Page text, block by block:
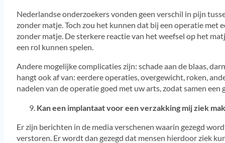
Nederlandse onderzoekers vonden geen verschil in pijn
zonder matje. Toch zou het kunnen dat bij een operatie met
zonder matje. De sterkere reactie van het weefsel op het
een rol kunnen spelen.
Andere mogelijke complicaties zijn: schade aan de blaas,
hangt ook af van: eerdere operaties, overgewicht, roken,
nadelen van de operatie goed met uw arts, zodat samen een
Kan een implantaat voor een verzakking mij ziek
Er zijn berichten in de media verschenen waarin gezegd
verstoren. Er wordt dan gezegd dat mensen hierdoor ziek